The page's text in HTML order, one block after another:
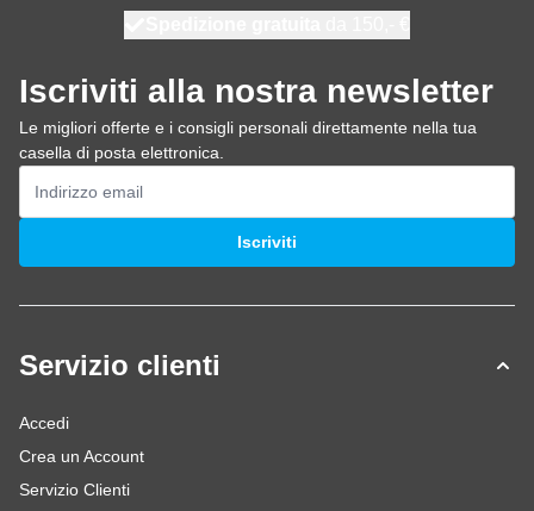
Iscriviti alla nostra newsletter
Le migliori offerte e i consigli personali direttamente nella tua
casella di posta elettronica.
Indirizzo email
Iscriviti
Servizio clienti
Accedi
Crea un Account
Servizio Clienti